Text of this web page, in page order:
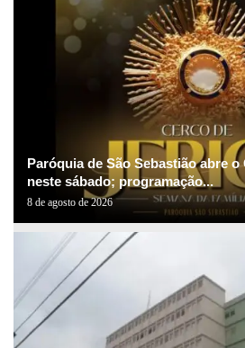
Paróquia de São Sebastião abre
neste sábado; programação...
8 de agosto de 2026